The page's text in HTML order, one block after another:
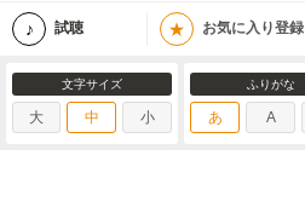
試聴 ★ お気に入り登録
文字サイズ
大 中 小
ふりがな
あ A